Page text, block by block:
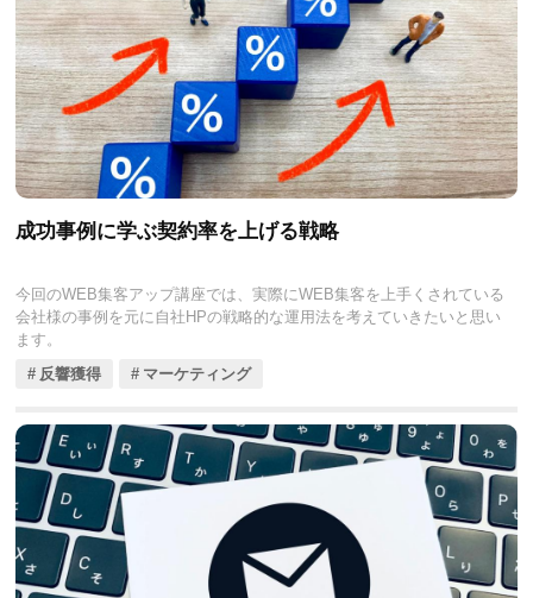
成功事例に学ぶ契約率を上げる戦略
今回のWEB集客アップ講座では、実際にWEB集客を上手くされている
会社様の事例を元に自社HPの戦略的な運用法を考えていきたいと思い
ます。
反響獲得
マーケティング